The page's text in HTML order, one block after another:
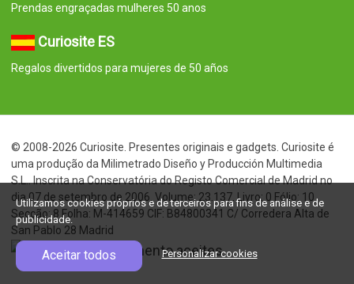
Prendas engraçadas mulheres 50 anos
Curiosite ES
Regalos divertidos para mujeres de 50 años
© 2008-2026 Curiosite. Presentes originais e gadgets. Curiosite é
uma produção da Milimetrado Diseño y Producción Multimedia
S.L.. Inscrita na Conservatória do Registo Comercial de Madrid no
dia 07 de setembro de 2006. Volume: 23.137. Livro: 0 Fólio: 10
Secção: 8 Folha: M-414659 CIF: B84800341 C/ Corredera Alta de
San Pablo 28 Madrid
Utilizamos cookies próprios e de terceiros para fins de análise e de
publicidade.
Aceitar todos Personalizar cookies